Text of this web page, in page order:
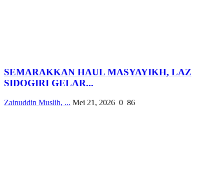
SEMARAKKAN HAUL MASYAYIKH, LAZ
SIDOGIRI GELAR...
Zainuddin Muslih, ... Mei 21, 2026 0 86